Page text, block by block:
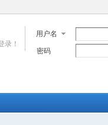
用户名
密码
录！